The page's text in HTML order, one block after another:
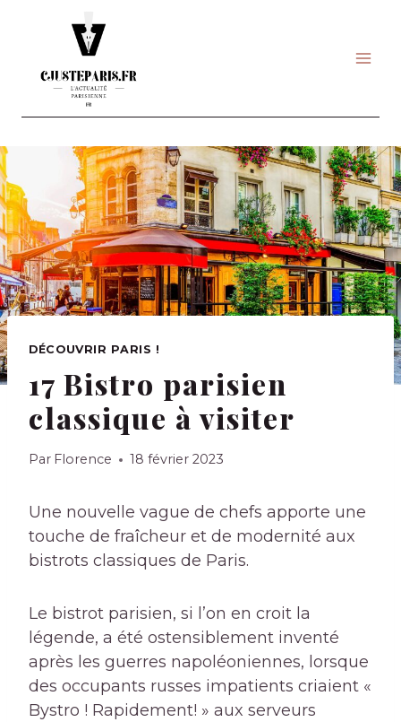
DÉCOUVRIR PARIS !
17 Bistro parisien
classique à visiter
Par Florence 18 février 2023
Une nouvelle vague de chefs apporte une
touche de fraîcheur et de modernité aux
bistrots classiques de Paris.
Le bistrot parisien, si l’on en croit la
légende, a été ostensiblement inventé
après les guerres napoléoniennes, lorsque
des occupants russes impatients criaient «
Bystro ! Rapidement! » aux serveurs